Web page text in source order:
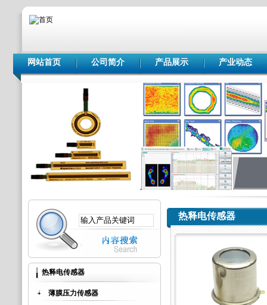
网站首页 公司简介 产品展示 产业动态
热释电传感器
薄膜压力传感器
热释电传感器